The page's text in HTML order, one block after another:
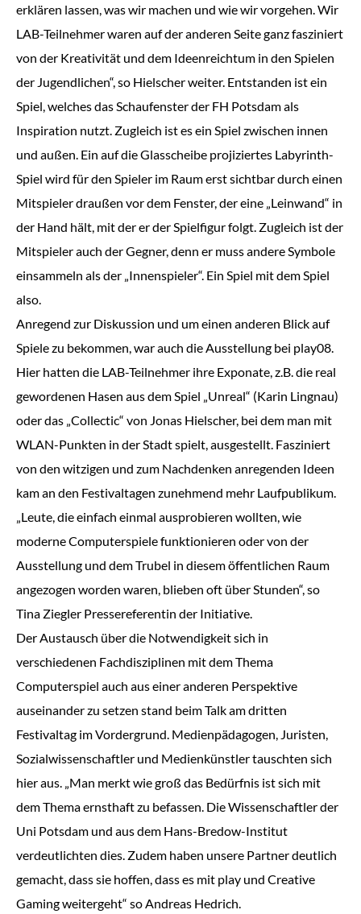
erklären lassen, was wir machen und wie wir vorgehen. Wir
LAB-Teilnehmer waren auf der anderen Seite ganz fasziniert
von der Kreativität und dem Ideenreichtum in den Spielen
der Jugendlichen“, so Hielscher weiter. Entstanden ist ein
Spiel, welches das Schaufenster der FH Potsdam als
Inspiration nutzt. Zugleich ist es ein Spiel zwischen innen
und außen. Ein auf die Glasscheibe projiziertes Labyrinth-
Spiel wird für den Spieler im Raum erst sichtbar durch einen
Mitspieler draußen vor dem Fenster, der eine „Leinwand“ in
der Hand hält, mit der er der Spielfigur folgt. Zugleich ist der
Mitspieler auch der Gegner, denn er muss andere Symbole
einsammeln als der „Innenspieler“. Ein Spiel mit dem Spiel
also.
Anregend zur Diskussion und um einen anderen Blick auf
Spiele zu bekommen, war auch die Ausstellung bei play08.
Hier hatten die LAB-Teilnehmer ihre Exponate, z.B. die real
gewordenen Hasen aus dem Spiel „Unreal“ (Karin Lingnau)
oder das „Collectic“ von Jonas Hielscher, bei dem man mit
WLAN-Punkten in der Stadt spielt, ausgestellt. Fasziniert
von den witzigen und zum Nachdenken anregenden Ideen
kam an den Festivaltagen zunehmend mehr Laufpublikum.
„Leute, die einfach einmal ausprobieren wollten, wie
moderne Computerspiele funktionieren oder von der
Ausstellung und dem Trubel in diesem öffentlichen Raum
angezogen worden waren, blieben oft über Stunden“, so
Tina Ziegler Pressereferentin der Initiative.
Der Austausch über die Notwendigkeit sich in
verschiedenen Fachdisziplinen mit dem Thema
Computerspiel auch aus einer anderen Perspektive
auseinander zu setzen stand beim Talk am dritten
Festivaltag im Vordergrund. Medienpädagogen, Juristen,
Sozialwissenschaftler und Medienkünstler tauschten sich
hier aus. „Man merkt wie groß das Bedürfnis ist sich mit
dem Thema ernsthaft zu befassen. Die Wissenschaftler der
Uni Potsdam und aus dem Hans-Bredow-Institut
verdeutlichten dies. Zudem haben unsere Partner deutlich
gemacht, dass sie hoffen, dass es mit play und Creative
Gaming weitergeht“ so Andreas Hedrich.